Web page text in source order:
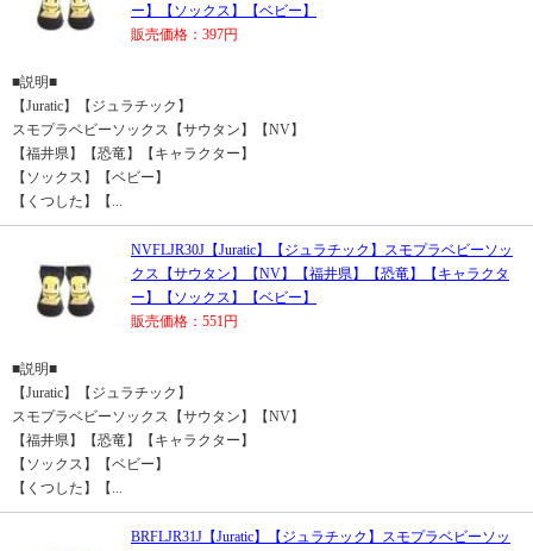
ー】【ソックス】【ベビー】
販売価格：397円
■説明■
【Juratic】【ジュラチック】
スモプラベビーソックス【サウタン】【NV】
【福井県】【恐竜】【キャラクター】
【ソックス】【ベビー】
【くつした】【...
NVFLJR30J【Juratic】【ジュラチック】スモプラベビーソッ
クス【サウタン】【NV】【福井県】【恐竜】【キャラクタ
ー】【ソックス】【ベビー】
販売価格：551円
■説明■
【Juratic】【ジュラチック】
スモプラベビーソックス【サウタン】【NV】
【福井県】【恐竜】【キャラクター】
【ソックス】【ベビー】
【くつした】【...
BRFLJR31J【Juratic】【ジュラチック】スモプラベビーソッ